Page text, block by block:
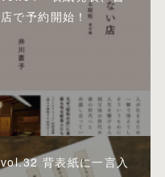
店で予約開始！
vol.32 背表紙に一言入